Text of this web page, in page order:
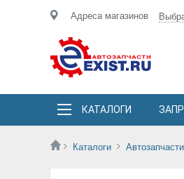
Адреса магазинов
КАТАЛОГИ
Каталоги Автозапчасти